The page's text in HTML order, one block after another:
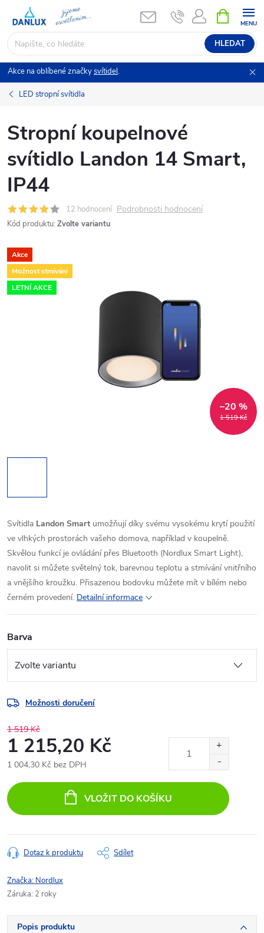
obsah
HLEDAT
NÁKUPNÍ
KOŠÍK
Akce na oblíbené značkysvítidel.
LED stropní svítidla
Stropní koupelnové
svítidlo Landon 14 Smart,
IP44
12 hodnocení Podrobnosti hodnocení
Kód produktu: Zvolte variantu
Akce
Možnost stmívání
LETNÍ AKCE
1 519 Kč
–20 %
Svítidla Landon Smart umožňují díky svému vysokému krytí použití
ve vlhkých prostorách vašeho domova, například v koupelně.
Skvělou funkcí je ovládání přes Bluetooth (Nordlux Smart Light),
navolit si můžete světelný tok, barevnou teplotu a stmívání vnitřního
a vnějšího kroužku. Přisazenou bodovku můžete mít v bílém nebo
černém provedení. Detailní informace
Barva
Možnosti doručení
1 519 Kč
1 215,20 Kč
1 004,30 Kč bez DPH
cena:
VLOŽIT DO KOŠÍKU
Dotaz k produktu Sdílet
Značka: Nordlux
Záruka: 2 roky
Popis produktu